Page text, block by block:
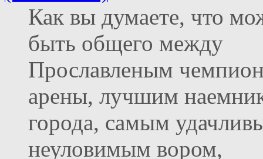
Как вы думаете, что
быть общего между
Прославленым
арены, лучшим
города, самым
неуловимым вором,